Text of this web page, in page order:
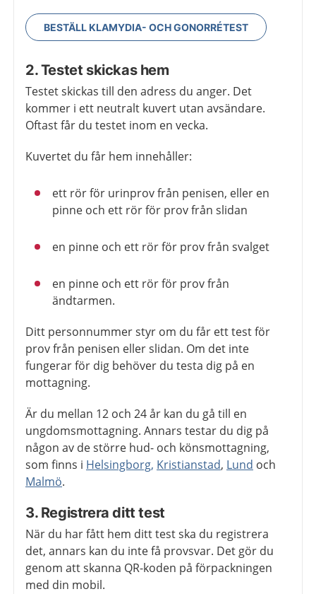
BESTÄLL KLAMYDIA- OCH GONORRÉTEST
2. Testet skickas hem
Testet skickas till den adress du anger. Det
kommer i ett neutralt kuvert utan avsändare.
Oftast får du testet inom en vecka.
Kuvertet du får hem innehåller:
ett rör för urinprov från penisen, eller en
pinne och ett rör för prov från slidan
en pinne och ett rör för prov från svalget
en pinne och ett rör för prov från
ändtarmen.
Ditt personnummer styr om du får ett test för
prov från penisen eller slidan. Om det inte
fungerar för dig behöver du testa dig på en
mottagning.
Är du mellan 12 och 24 år kan du gå till en
ungdomsmottagning. Annars testar du dig på
någon av de större hud- och könsmottagning,
som finns i Helsingborg, Kristianstad, Lund och
Malmö.
3. Registrera ditt test
När du har fått hem ditt test ska du registrera
det, annars kan du inte få provsvar. Det gör du
genom att skanna QR-koden på förpackningen
med din mobil.